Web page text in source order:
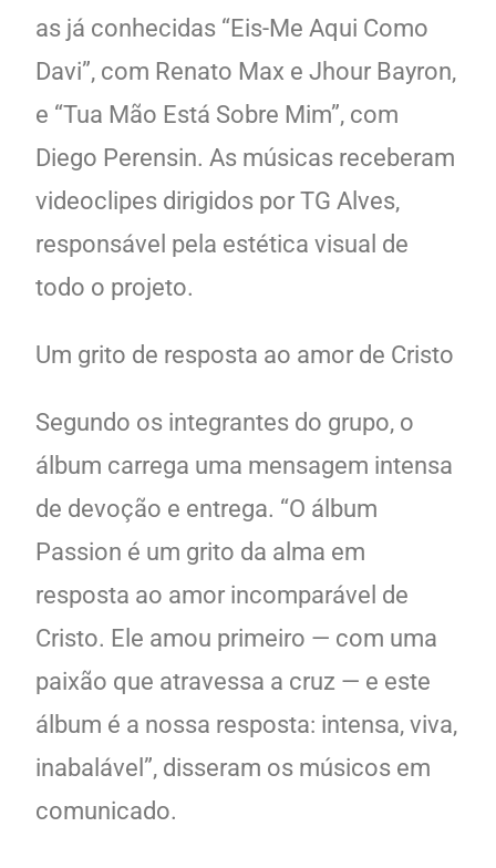
as já conhecidas “Eis-Me Aqui Como
Davi”, com Renato Max e Jhour Bayron,
e “Tua Mão Está Sobre Mim”, com
Diego Perensin. As músicas receberam
videoclipes dirigidos por TG Alves,
responsável pela estética visual de
todo o projeto.
Um grito de resposta ao amor de Cristo
Segundo os integrantes do grupo, o
álbum carrega uma mensagem intensa
de devoção e entrega. “O álbum
Passion é um grito da alma em
resposta ao amor incomparável de
Cristo. Ele amou primeiro — com uma
paixão que atravessa a cruz — e este
álbum é a nossa resposta: intensa, viva,
inabalável”, disseram os músicos em
comunicado.